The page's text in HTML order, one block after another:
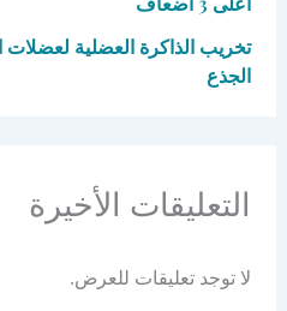
تخريب الذاكرة العضلية لعضلات
الجذع
التعليقات الأخيرة
لا توجد تعليقات للعرض.